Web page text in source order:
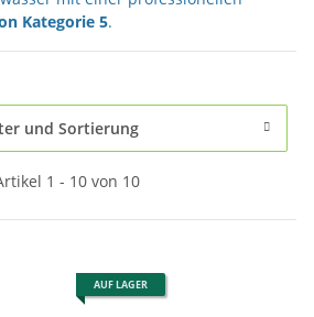
Kategorie 5.
und Sortierung
1 - 10 von 10
AUF LAGER